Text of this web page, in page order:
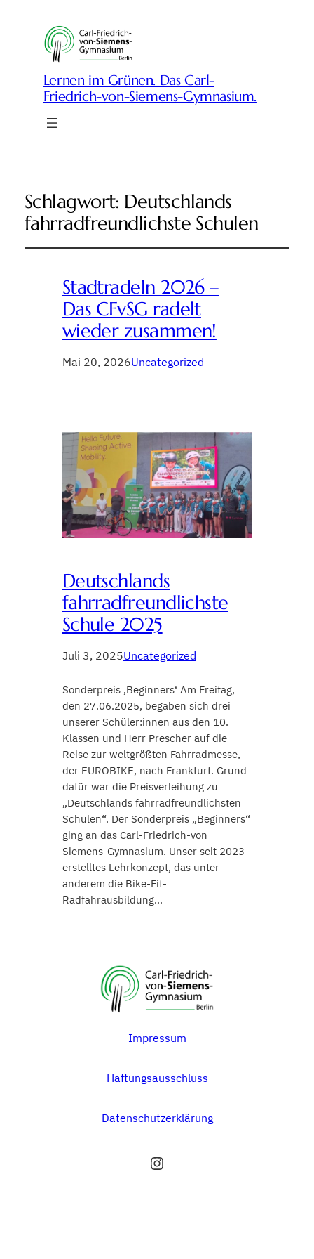
Lernen im Grünen. Das Carl-
Friedrich-von-Siemens-Gymnasium.
Schlagwort: Deutschlands
fahrradfreundlichste Schulen
Stadtradeln 2026 –
Das CFvSG radelt
wieder zusammen!
Mai 20, 2026Uncategorized
Deutschlands
fahrradfreundlichste
Schule 2025
Juli 3, 2025Uncategorized
Sonderpreis ‚Beginners‘ Am Freitag,
den 27.06.2025, begaben sich drei
unserer Schüler:innen aus den 10.
Klassen und Herr Prescher auf die
Reise zur weltgrößten Fahrradmesse,
der EUROBIKE, nach Frankfurt. Grund
dafür war die Preisverleihung zu
„Deutschlands fahrradfreundlichsten
Schulen“. Der Sonderpreis „Beginners“
ging an das Carl-Friedrich-von
Siemens-Gymnasium. Unser seit 2023
erstelltes Lehrkonzept, das unter
anderem die Bike-Fit-
Radfahrausbildung…
Impressum
Haftungsausschluss
Datenschutzerklärung
Instagram